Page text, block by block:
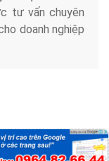
tư vấn chuyên
doanh nghiệp